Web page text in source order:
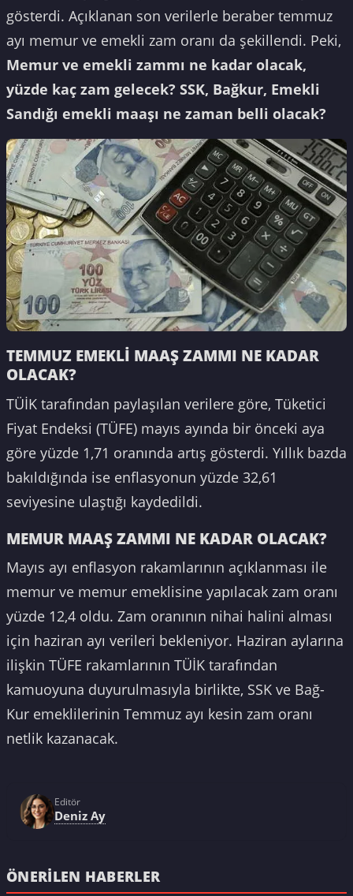
gösterdi. Açıklanan son verilerle beraber temmuz
ayı memur ve emekli zam oranı da şekillendi. Peki,
Memur ve emekli zammı ne kadar olacak,
yüzde kaç zam gelecek? SSK, Bağkur, Emekli
Sandığı emekli maaşı ne zaman belli olacak?
TEMMUZ EMEKLİ MAAŞ ZAMMI NE KADAR
OLACAK?
TÜİK tarafından paylaşılan verilere göre, Tüketici
Fiyat Endeksi (TÜFE) mayıs ayında bir önceki aya
göre yüzde 1,71 oranında artış gösterdi. Yıllık bazda
bakıldığında ise enflasyonun yüzde 32,61
seviyesine ulaştığı kaydedildi.
MEMUR MAAŞ ZAMMI NE KADAR OLACAK?
Mayıs ayı enflasyon rakamlarının açıklanması ile
memur ve memur emeklisine yapılacak zam oranı
yüzde 12,4 oldu. Zam oranının nihai halini alması
için haziran ayı verileri bekleniyor. Haziran aylarına
ilişkin TÜFE rakamlarının TÜİK tarafından
kamuoyuna duyurulmasıyla birlikte, SSK ve Bağ-
Kur emeklilerinin Temmuz ayı kesin zam oranı
netlik kazanacak.
Editör
Deniz Ay
ÖNERILEN HABERLER